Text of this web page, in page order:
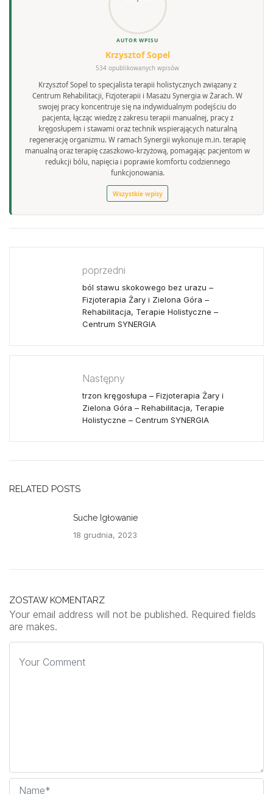
AUTOR WPISU
Krzysztof Sopel
534 opublikowanych wpisów
Krzysztof Sopel to specjalista terapii holistycznych związany z
Centrum Rehabilitacji, Fizjoterapii i Masażu Synergia w Żarach. W
swojej pracy koncentruje się na indywidualnym podejściu do
pacjenta, łącząc wiedzę z zakresu terapii manualnej, pracy z
kręgosłupem i stawami oraz technik wspierających naturalną
regenerację organizmu. W ramach Synergii wykonuje m.in. terapię
manualną oraz terapię czaszkowo-krzyżową, pomagając pacjentom w
redukcji bólu, napięcia i poprawie komfortu codziennego
funkcjonowania.
Wszystkie wpisy
poprzedni
ból stawu skokowego bez urazu –
Fizjoterapia Żary i Zielona Góra –
Rehabilitacja, Terapie Holistyczne –
Centrum SYNERGIA
Następny
trzon kręgosłupa – Fizjoterapia Żary i
Zielona Góra – Rehabilitacja, Terapie
Holistyczne – Centrum SYNERGIA
RELATED POSTS
Suche Igłowanie
18 grudnia, 2023
ZOSTAW KOMENTARZ
Your email address will not be published. Required fields
are makes.